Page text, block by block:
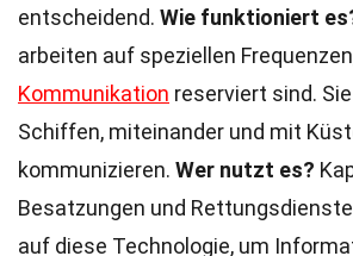
entscheidend. Wie funktioniert
arbeiten auf speziellen
Kommunikation reserviert sind.
Schiffen, miteinander und mit
kommunizieren. Wer nutzt es?
Besatzungen und
auf diese Technologie, um